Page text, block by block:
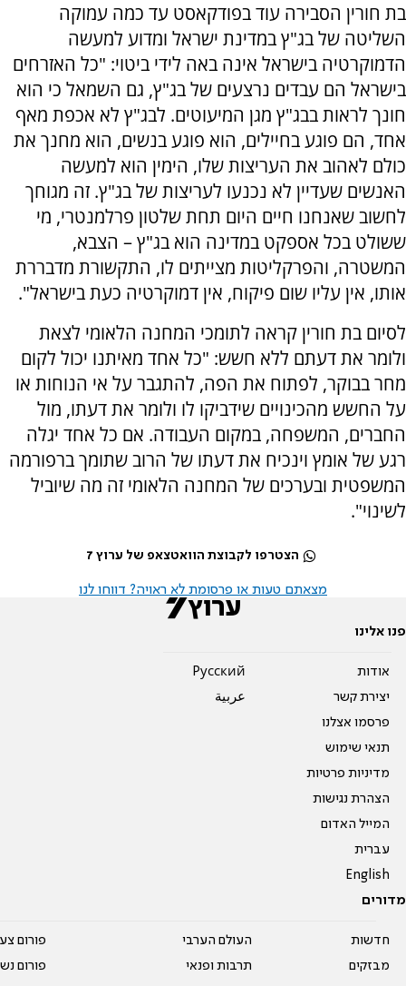
בת חורין הסבירה עוד בפודקאסט עד כמה עמוקה
השליטה של בג"ץ במדינת ישראל ומדוע למעשה
הדמוקרטיה בישראל אינה באה לידי ביטוי: "כל האזרחים
בישראל הם עבדים נרצעים של בג"ץ, גם השמאל כי הוא
חונך לראות בבג"ץ מגן המיעוטים. לבג"ץ לא אכפת מאף
אחד, הם פוגע בחיילים, הוא פוגע בנשים, הוא מחנך את
כולם לאהוב את העריצות שלו, הימין הוא למעשה
האנשים שעדיין לא נכנעו לעריצות של בג"ץ. זה מגוחך
לחשוב שאנחנו חיים היום תחת שלטון פרלמנטרי, מי
ששולט בכל אספקט במדינה הוא בג"ץ – הצבא,
המשטרה, והפרקליטות מצייתים לו, התקשורת מדבררת
אותו, אין עליו שום פיקוח, אין דמוקרטיה כעת בישראל".
לסיום בת חורין קראה לתומכי המחנה הלאומי לצאת
ולומר את דעתם ללא חשש: "כל אחד מאיתנו יכול לקום
מחר בבוקר, לפתוח את הפה, להתגבר על אי הנוחות או
על החשש מהכינויים שידביקו לו ולומר את דעתו, מול
החברים, המשפחה, במקום העבודה. אם כל אחד יגלה
רגע של אומץ וינכיח את דעתו של הרוב שתומך ברפורמה
המשפטית ובערכים של המחנה הלאומי זה מה שיוביל
לשינוי".
הצטרפו לקבוצת הוואטצאפ של ערוץ 7
מצאתם טעות או פרסומת לא ראויה? דווחו לנו
פנו אלינו
אודות
יצירת קשר
פרסמו אצלנו
תנאי שימוש
מדיניות פרטיות
הצהרת נגישות
המייל האדום
עברית
English
Pусский
عربية
מדורים
חדשות
מבזקים
העולם הערבי
תרבות ופנאי
פורום
פורום